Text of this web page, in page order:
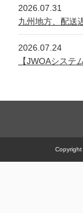
2026.07.31
九州地方、配送
2026.07.24
【JWOAシステ
システム不具合
新規商品【太古
Copyright